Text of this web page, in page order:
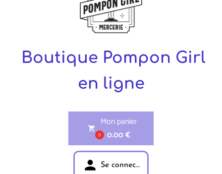
Boutique Pompon Girl
en ligne
shopping_cart
0
Mon panier
0.00 €
person Se connecter